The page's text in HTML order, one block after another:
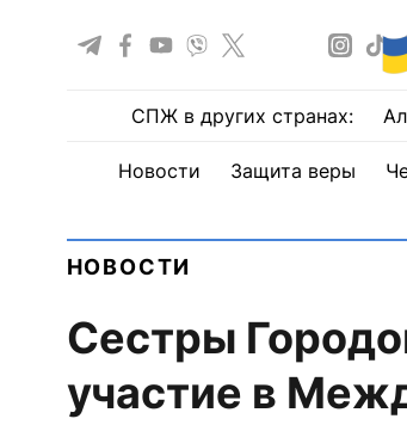
СПЖ в других странах:
Новости Защита веры
НОВОСТИ
Сестры
участие в